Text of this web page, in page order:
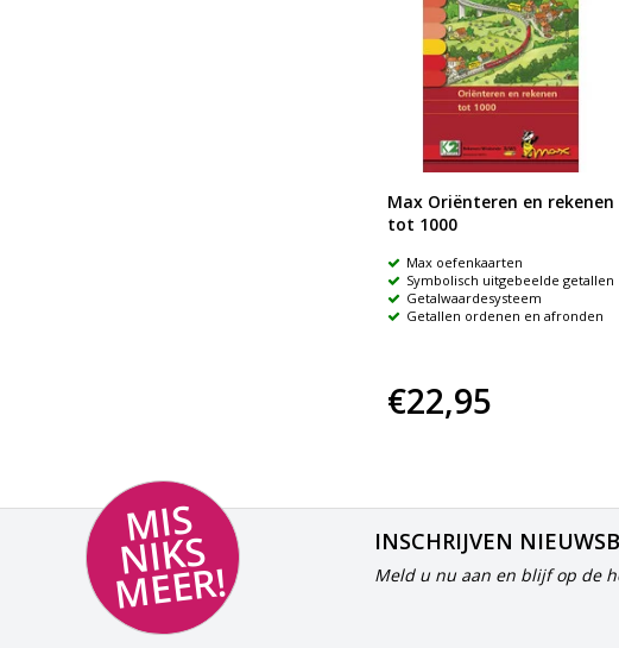
Max Oriënteren en rekenen
tot 1000
Max oefenkaarten
Symbolisch uitgebeelde getallen
Getalwaardesysteem
Getallen ordenen en afronden
€22,95
MI
S
NI
K
S
M
E
E
R!
INSCHRIJVEN
Meld u nu aan en blijf op de